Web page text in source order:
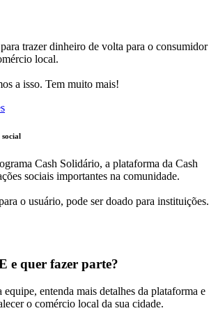
trazer dinheiro de volta para o consumidor
local.
a isso. Tem muito mais!
social
Cash Solidário, a plataforma da Cash
sociais importantes na comunidade.
o usuário, pode ser doado para instituições.
e quer fazer parte?
equipe, entenda mais detalhes da plataforma e
o comércio local da sua cidade.